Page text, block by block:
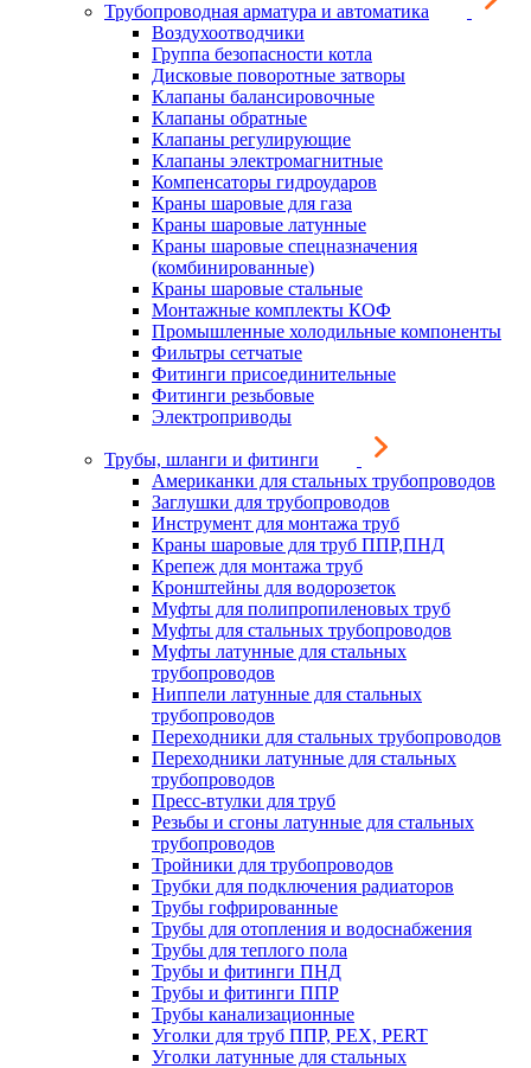
Трубопроводная арматура и автоматика
Воздухоотводчики
Группа безопасности котла
Дисковые поворотные затворы
Клапаны балансировочные
Клапаны обратные
Клапаны регулирующие
Клапаны электромагнитные
Компенсаторы гидроударов
Краны шаровые для газа
Краны шаровые латунные
Краны шаровые спецназначения
(комбинированные)
Краны шаровые стальные
Монтажные комплекты КОФ
Промышленные холодильные компоненты
Фильтры сетчатые
Фитинги присоединительные
Фитинги резьбовые
Электроприводы
Трубы, шланги и фитинги
Американки для стальных трубопроводов
Заглушки для трубопроводов
Инструмент для монтажа труб
Краны шаровые для труб ППР,ПНД
Крепеж для монтажа труб
Кронштейны для водорозеток
Муфты для полипропиленовых труб
Муфты для стальных трубопроводов
Муфты латунные для стальных
трубопроводов
Ниппели латунные для стальных
трубопроводов
Переходники для стальных трубопроводов
Переходники латунные для стальных
трубопроводов
Пресс-втулки для труб
Резьбы и сгоны латунные для стальных
трубопроводов
Тройники для трубопроводов
Трубки для подключения радиаторов
Трубы гофрированные
Трубы для отопления и водоснабжения
Трубы для теплого пола
Трубы и фитинги ПНД
Трубы и фитинги ППР
Трубы канализационные
Уголки для труб ППР, PEX, PERT
Уголки латунные для стальных